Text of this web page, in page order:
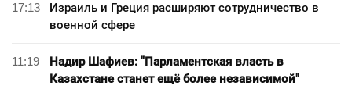
17:13
Израиль и Греция расширяют сотрудничество в
военной сфере
11:19
Надир Шафиев: "Парламентская власть в
Казахстане станет ещё более независимой"